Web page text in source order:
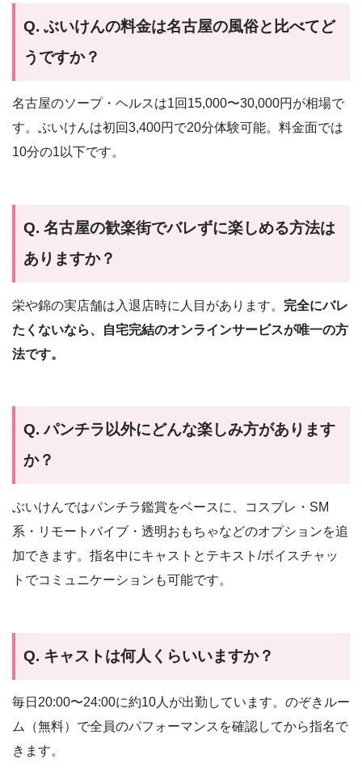
Q. ぶいけんの料金は名古屋の風俗と比べてど
うですか？
名古屋のソープ・ヘルスは1回15,000〜30,000円が相場で
す。ぶいけんは初回3,400円で20分体験可能。料金面では
10分の1以下です。
Q. 名古屋の歓楽街でバレずに楽しめる方法は
ありますか？
栄や錦の実店舗は入退店時に人目があります。 完全にバレ
たくないなら、自宅完結のオンラインサービスが唯一の方
法です。
Q. パンチラ以外にどんな楽しみ方があります
か？
ぶいけんではパンチラ鑑賞をベースに、コスプレ・SM
系・リモートバイブ・透明おもちゃなどのオプションを追
加できます。指名中にキャストとテキスト/ボイスチャッ
トでコミュニケーションも可能です。
Q. キャストは何人くらいいますか？
毎日20:00〜24:00に約10人が出勤しています。のぞきルー
ム（無料）で全員のパフォーマンスを確認してから指名で
きます。